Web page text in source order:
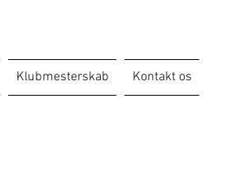
Klubmesterskab Kontakt os